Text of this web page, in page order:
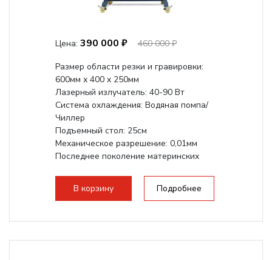
Цена: 390 000 ₽
460 000 ₽
Размер области резки и гравировки:
600мм х 400 х 250мм
Лазерный излучатель: 40-90 Вт
Система охлаждения: Водяная помпа/
Чиллер
Подъемный стол: 25см
Механическое разрешение: 0,01мм
Последнее поколение материнских
В корзину Подробнее